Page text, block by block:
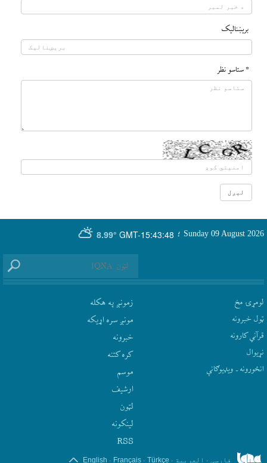
بريښناليک
* ستاسو نظر
GMT-15:43:48
8.99° Sunday 09 August 2026 ؛
لومړۍ مخ
ټول خبرونه
قرآني کارونه
نړيوال
انځورونه ـ ویډیوګانې
زمونږ په هکله
مونږ سره اړيکه
‫خبرونه
کره کتنه
موسم
ارشيف
لټون
لينکونه
RSS
فارسی . العربیة .
Türkçe
.
Français
.
English